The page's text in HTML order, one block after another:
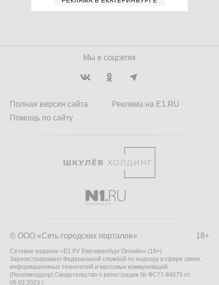
Мы в соцсетях
Полная версия сайта
Помощь по сайту
Реклама на E1.RU
18+
© ООО «Сеть городских порталов»
Сетевое издание «Е1.РУ Екатеринбург Онлайн» (18+)
Зарегистрировано Федеральной службой по надзору в сфере связи,
информационных технологий и массовых коммуникаций
(Роскомнадзор) Свидетельство о регистрации № ФС77-84675 от
06.02.2023 г.